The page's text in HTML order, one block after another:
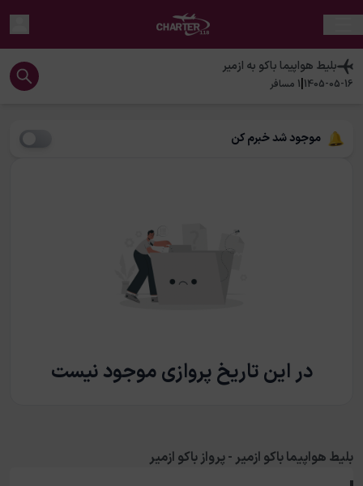
بلیط هواپیماباکو به ازمیر
1405-05-16
|
1 مسافر
موجود شد خبرم کن
در این تاریخ پروازی موجود نیست
بلیط هواپیما باکو ازمیر - پرواز باکو ازمیر